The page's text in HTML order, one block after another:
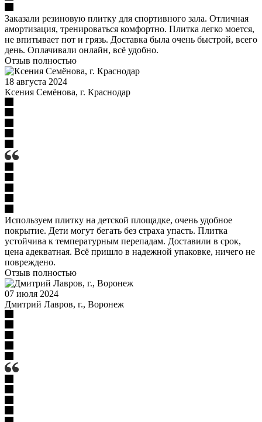
Заказали резиновую плитку для спортивного зала. Отличная
амортизация, тренироваться комфортно. Плитка легко моется,
не впитывает пот и грязь. Доставка была очень быстрой, всего
день. Оплачивали онлайн, всё удобно.
Отзыв полностью
18 августа 2024
Ксения Семёнова, г. Краснодар
Используем плитку на детской площадке, очень удобное
покрытие. Дети могут бегать без страха упасть. Плитка
устойчива к температурным перепадам. Доставили в срок,
цена адекватная. Всё пришло в надежной упаковке, ничего не
повреждено.
Отзыв полностью
07 июля 2024
Дмитрий Лавров, г., Воронеж